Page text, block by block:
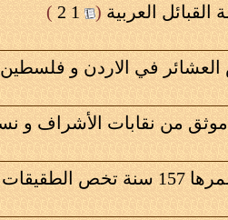
العربية (
1
2
)
في الاردن و فلسطين
من نقابات الأشراف و
الطقيقات